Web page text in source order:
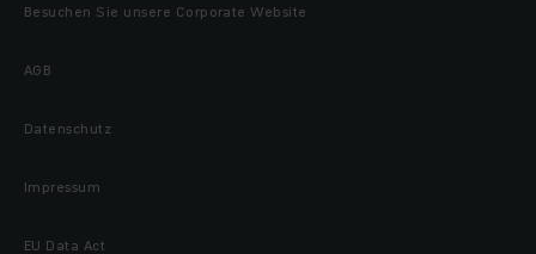
Besuchen Sie unsere Corporate Website
AGB
Datenschutz
Impressum
EU Data Act